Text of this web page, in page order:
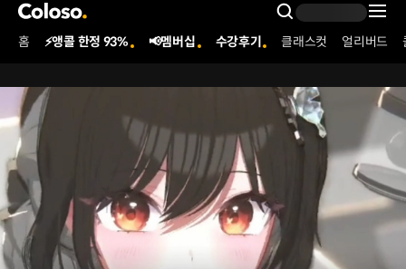
콜로소
Search
Coloso Menu
홈 ⚡앵콜 한정 93% 📢멤버십 수강후기 클래스컷 얼리버드